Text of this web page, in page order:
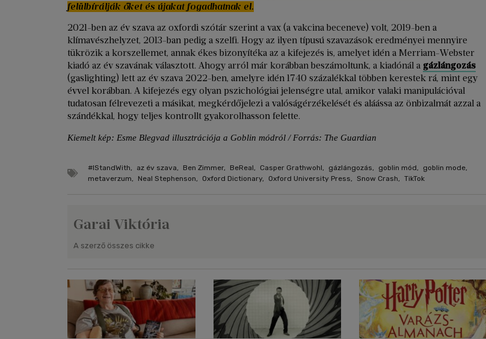
felülbírálják őket és újakat fogadhatnak el.
2021-ben az év szava az oxfordi szótár szerint a vax (a vakcina beceneve) volt, 2019-ben a
klímavészhelyzet, 2013-ban pedig a szelfi. Hogy az ilyen típusú szavazások eredményei mennyire
tükrözik a korszellemet, annak ékes bizonyítéka az a kifejezés is, amelyet idén a Merriam-Webster
kiadó az év szavának választott. Ahogy arról már korábban beszámoltunk, a kiadónál a gázlángozás
(gaslighting) lett az év szava 2022-ben, amelyre idén 1740 százalékkal többen kerestek rá, mint egy
évvel korábban. A kifejezés egy olyan pszichológiai jelenségre utal, amikor valaki manipulációval
tudatosan félrevezeti a másikat, megkérdőjelezi a valóságérzékelését és aláássa az önbizalmát azzal a
szándékkal, hogy teljes kontrollt gyakorolhasson felette.
Kiemelt kép: Esme Blegvad illusztrációja a Goblin módról / Forrás: The Guardian
#IStandWith, az év szava, Ben Zimmer, BeReal, Casper Grathwohl, gázlángozás, goblin mód, goblin mode,
metaverzum, Neal Stephenson, Oxford Dictionary, Oxford University Press, Snow Crash, TikTok
Garai Viktória
A szerző összes cikke